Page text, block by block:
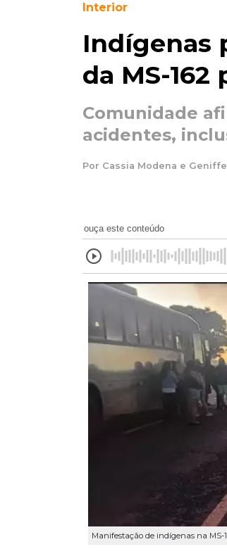
Interior
Indígenas
da MS-
Comunidade
acidentes,
Por Cassia Modena e
ouça este conteúdo
Manifestação de indígenas na